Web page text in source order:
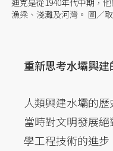
迪克是從1940年代中期，
漁梁、淺灘及河灣。 圖／
重新思考水壩興
人類興建水壩的
當時對文明發展
學工程技術的進